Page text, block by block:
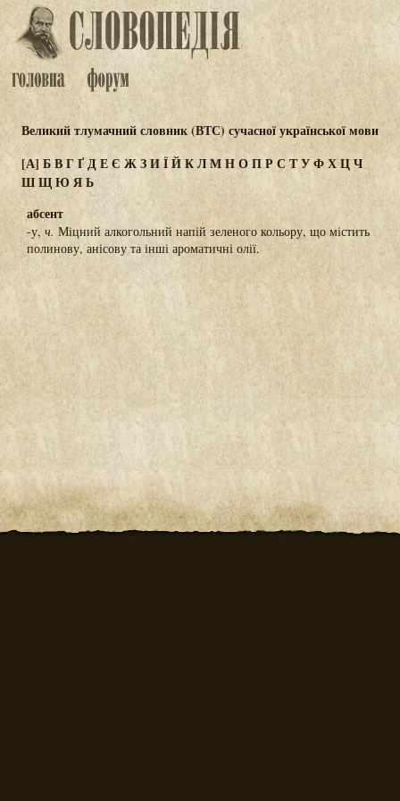
Великий тлумачний словник (ВТС) сучасної української мови
[А] БВГҐДЕЄ ЖЗИЇЙКЛМНОПР СТУФХЦЧ
ШЩЮЯЬ
абсент
-у, ч. Міцний алкогольний напій зеленого кольору, що містить
полинову, анісову та інші ароматичні олії.